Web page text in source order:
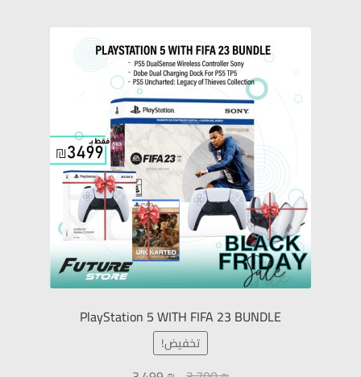
كرسي ألعاب
سماعات ألعاب
مكبرات صوت الألعاب
Gaming Headsets
Gaming Speakers
كيبورد جيمينج
PlayStation 5 WITH FIFA 23 BUNDLE
تخفيض!